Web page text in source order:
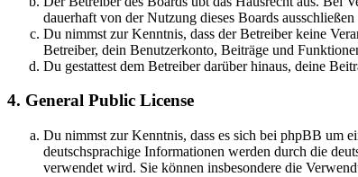
dauerhaft von der Nutzung dieses Boards
Du nimmst zur Kenntnis, dass der Betreiber keine
Betreiber, dein Benutzerkonto, Beiträge und
Du gestattest dem Betreiber darüber hinaus, deine
4. General Public License
Du nimmst zur Kenntnis, dass es sich bei phpBB um
deutschsprachige Informationen werden durch die
verwendet wird. Sie können insbesondere die